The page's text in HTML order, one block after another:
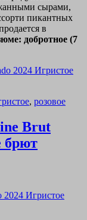
сырами,
пикантных
в
добротное (7
, розовое
Brut
брют